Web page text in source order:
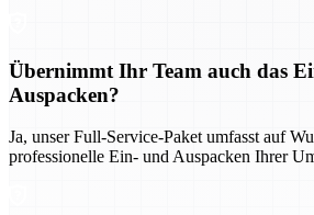
Übernimmt Ihr Team auch das
Auspacken?
Ja, unser Full-Service-Paket umfasst auf
professionelle Ein- und Auspacken Ihrer